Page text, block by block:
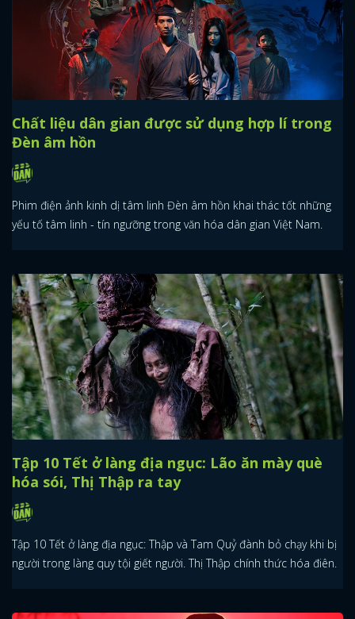
Chất liệu dân gian được sử dụng hợp lí trong
Đèn âm hồn
Phim điện ảnh kinh dị tâm linh Đèn âm hồn khai thác tốt những
yếu tố tâm linh - tín ngưỡng trong văn hóa dân gian Việt Nam.
Tập 10 Tết ở làng địa ngục: Lão ăn mày què
hóa sói, Thị Thập ra tay
Tập 10 Tết ở làng địa ngục: Thập và Tam Quỷ đành bỏ chạy khi bị
người trong làng quy tội giết người. Thị Thập chính thức hóa điên.